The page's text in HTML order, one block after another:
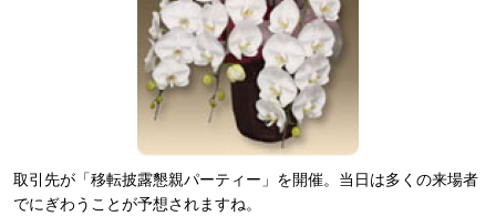
取引先が「移転披露懇親パーティー」を開催。当日は多くの来場者
でにぎわうことが予想されますね。